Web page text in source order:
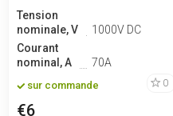
Tension
nominale, V
1000V DC
Courant
nominal, A
70A
sur commande 0
€6